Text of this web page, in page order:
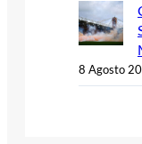
8 Agosto